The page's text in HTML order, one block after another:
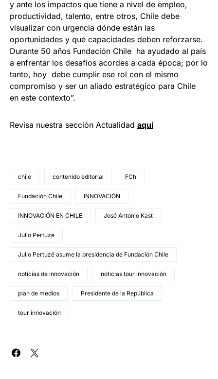
y ante los impactos que tiene a nivel de empleo,
productividad, talento, entre otros, Chile debe
visualizar con urgencia dónde están las
oportunidades y qué capacidades deben reforzarse.
Durante 50 años Fundación Chile ha ayudado al país
a enfrentar los desafíos acordes a cada época; por lo
tanto, hoy debe cumplir ese rol con el mismo
compromiso y ser un aliado estratégico para Chile
en este contexto”.
Revisa nuestra sección Actualidad aquí
chile contenido editorial FCh
Fundación Chile INNOVACIÓN
INNOVACIÓN EN CHILE José Antonio Kast
Julio Pertuzé
Julio Pertuzé asume la presidencia de Fundación Chile
noticias de innovación noticias tour innovación
plan de medios Presidente de la República
tour innovación